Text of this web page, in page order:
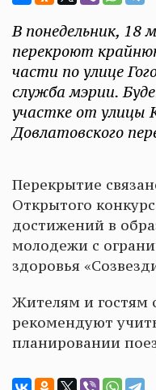
В понедельник, 18
перекроют
части по улице
служба мэрии.
участке от улицы
Довлатовского
Перекрытие
Открытого
достижений в
молодежи с
здоровья
Жителям и гостям
рекомендуют
планировании